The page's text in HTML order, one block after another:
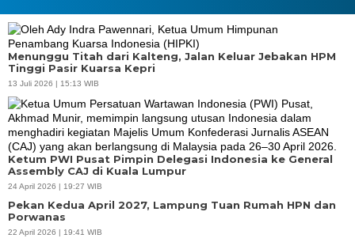
Menunggu Titah dari Kalteng, Jalan Keluar Jebakan HPM
Tinggi Pasir Kuarsa Kepri
13 Juli 2026 | 15:13 WIB
Ketum PWI Pusat Pimpin Delegasi Indonesia ke General
Assembly CAJ di Kuala Lumpur
24 April 2026 | 19:27 WIB
Pekan Kedua April 2027, Lampung Tuan Rumah HPN dan
Porwanas
22 April 2026 | 19:41 WIB